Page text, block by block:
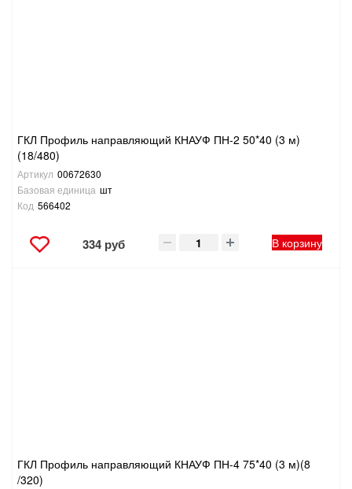
ГКЛ Профиль направляющий КНАУФ ПН-2 50*40 (3 м)
(18/480)
Артикул 00672630
Базовая единица шт
Код 566402
334 руб В корзину
ГКЛ Профиль направляющий КНАУФ ПН-4 75*40 (3 м)(8
/320)